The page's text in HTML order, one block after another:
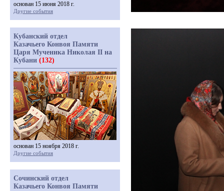
основан 15 июня 2018 г.
Другие события
Кубанский отдел
Казачьего Конвоя Памяти
Царя Мученика Николая II на
Кубани (132)
основан 15 ноября 2018 г.
Другие события
Сочинский отдел
Казачьего Конвоя Памяти